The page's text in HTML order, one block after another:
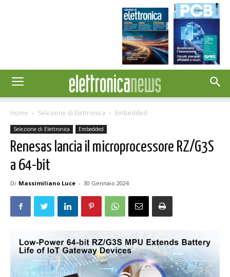
Home Selezione di Elettronica Embedded
Selezione di Elettronica Embedded
Renesas lancia il microprocessore RZ/G3S
a 64-bit
Di Massimiliano Luce - 30 Gennaio 2024